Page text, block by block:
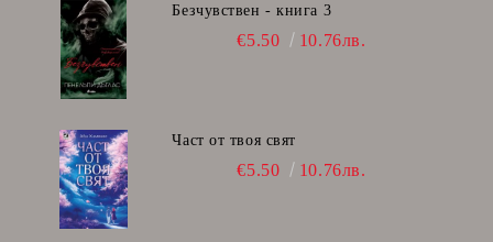
Безчувствен - книга 3
€5.50 10.76лв.
Част от твоя свят
€5.50 10.76лв.